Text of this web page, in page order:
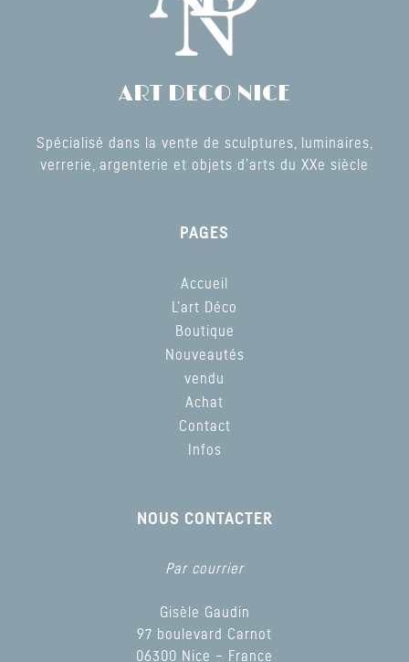
ART DECO NICE
Spécialisé dans la vente de sculptures, luminaires,
verrerie, argenterie et objets d’arts du XXe siècle
PAGES
Accueil
L’art Déco
Boutique
Nouveautés
vendu
Achat
Contact
Infos
NOUS CONTACTER
Par courrier
Gisèle Gaudin
97 boulevard Carnot
06300 Nice – France